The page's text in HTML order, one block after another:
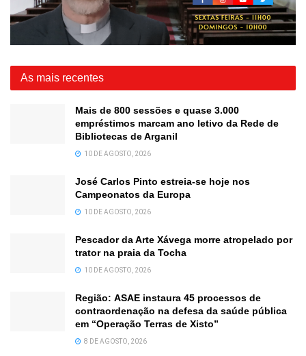
As mais recentes
Mais de 800 sessões e quase 3.000
empréstimos marcam ano letivo da Rede de
Bibliotecas de Arganil
10 DE AGOSTO, 2026
José Carlos Pinto estreia-se hoje nos
Campeonatos da Europa
10 DE AGOSTO, 2026
Pescador da Arte Xávega morre atropelado por
trator na praia da Tocha
10 DE AGOSTO, 2026
Região: ASAE instaura 45 processos de
contraordenação na defesa da saúde pública
em “Operação Terras de Xisto”
8 DE AGOSTO, 2026